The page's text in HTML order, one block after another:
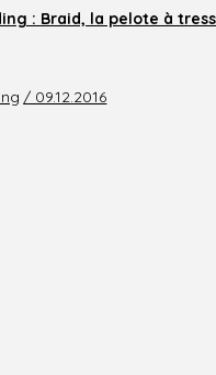
: Braid, la pelote à
/ 09.12.2016